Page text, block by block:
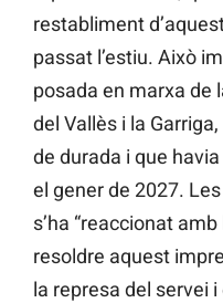
restabliment
passat l’estiu. Això
posada en marxa de
del Vallès i la
de durada i que
el gener de 2027.
s’ha “reaccionat
resoldre aquest
la represa del servei